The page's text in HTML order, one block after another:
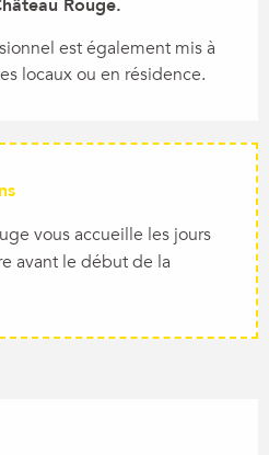
Rouge.
est également mis à
locaux ou en résidence.
vous accueille les jours
avant le début de la